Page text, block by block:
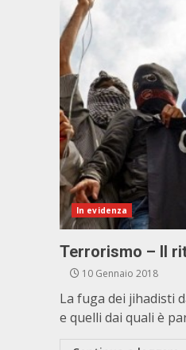
In evidenza
Terrorismo – Il
10 Gennaio 2018
La fuga dei jihadisti
e quelli dai quali è